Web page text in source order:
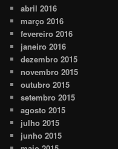
abril 2016
março 2016
fevereiro 2016
janeiro 2016
dezembro 2015
novembro 2015
outubro 2015
setembro 2015
agosto 2015
julho 2015
junho 2015